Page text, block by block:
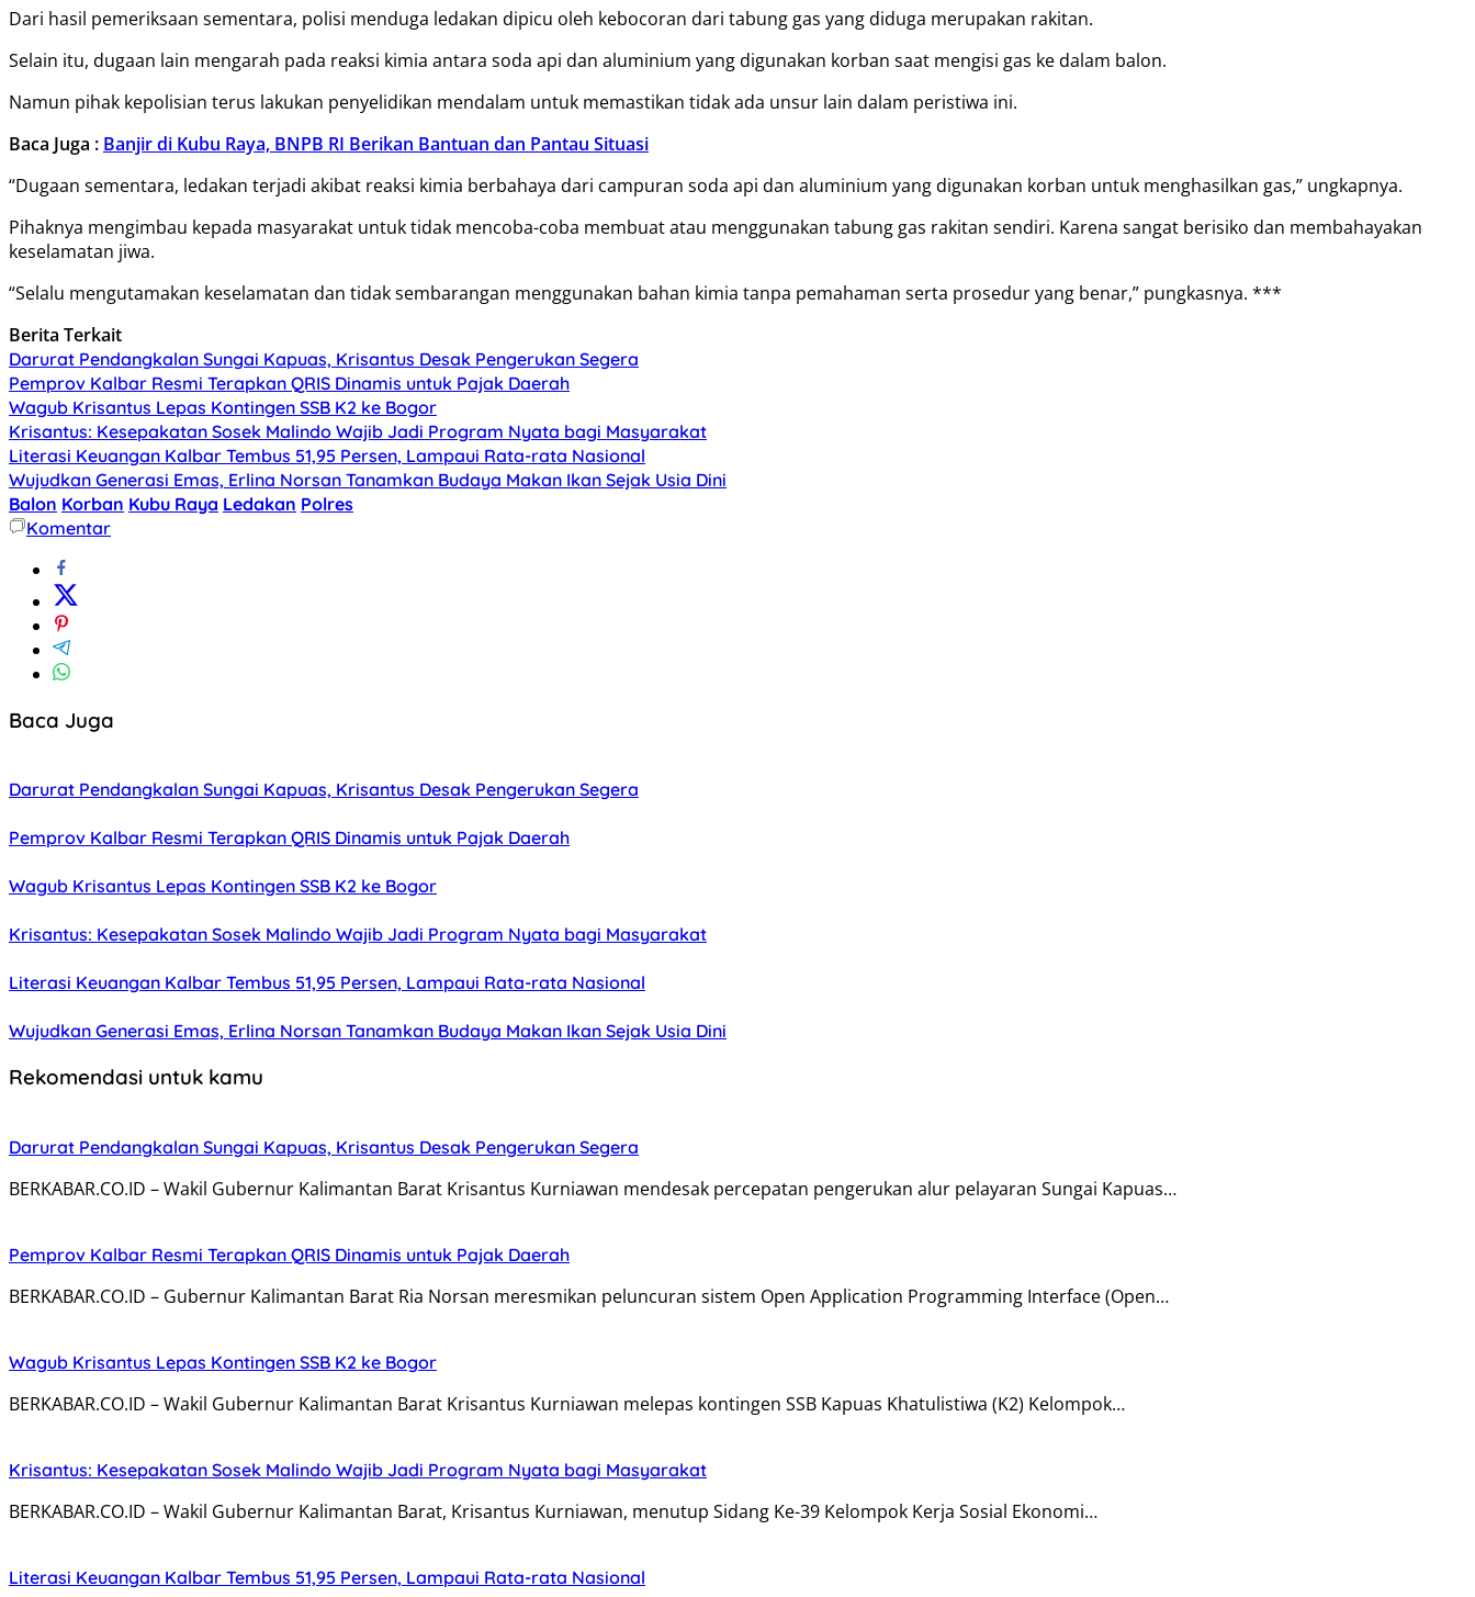
Dari hasil pemeriksaan sementara, polisi menduga ledakan dipicu oleh kebocoran dari tabung gas yang diduga merupakan rakitan.
Selain itu, dugaan lain mengarah pada reaksi kimia antara soda api dan aluminium yang digunakan korban saat mengisi gas ke dalam balon.
Namun pihak kepolisian terus lakukan penyelidikan mendalam untuk memastikan tidak ada unsur lain dalam peristiwa ini.
Baca Juga : Banjir di Kubu Raya, BNPB RI Berikan Bantuan dan Pantau Situasi
“Dugaan sementara, ledakan terjadi akibat reaksi kimia berbahaya dari campuran soda api dan aluminium yang digunakan korban untuk menghasilkan gas,” ungkapnya.
Pihaknya mengimbau kepada masyarakat untuk tidak mencoba-coba membuat atau menggunakan tabung gas rakitan sendiri. Karena sangat berisiko dan membahayakan
keselamatan jiwa.
“Selalu mengutamakan keselamatan dan tidak sembarangan menggunakan bahan kimia tanpa pemahaman serta prosedur yang benar,” pungkasnya. ***
Berita Terkait
Darurat Pendangkalan Sungai Kapuas, Krisantus Desak Pengerukan Segera
Pemprov Kalbar Resmi Terapkan QRIS Dinamis untuk Pajak Daerah
Wagub Krisantus Lepas Kontingen SSB K2 ke Bogor
Krisantus: Kesepakatan Sosek Malindo Wajib Jadi Program Nyata bagi Masyarakat
Literasi Keuangan Kalbar Tembus 51,95 Persen, Lampaui Rata-rata Nasional
Wujudkan Generasi Emas, Erlina Norsan Tanamkan Budaya Makan Ikan Sejak Usia Dini
Balon Korban Kubu Raya Ledakan Polres
Komentar
Baca Juga
Darurat Pendangkalan Sungai Kapuas, Krisantus Desak Pengerukan Segera
Pemprov Kalbar Resmi Terapkan QRIS Dinamis untuk Pajak Daerah
Wagub Krisantus Lepas Kontingen SSB K2 ke Bogor
Krisantus: Kesepakatan Sosek Malindo Wajib Jadi Program Nyata bagi Masyarakat
Literasi Keuangan Kalbar Tembus 51,95 Persen, Lampaui Rata-rata Nasional
Wujudkan Generasi Emas, Erlina Norsan Tanamkan Budaya Makan Ikan Sejak Usia Dini
Rekomendasi untuk kamu
Darurat Pendangkalan Sungai Kapuas, Krisantus Desak Pengerukan Segera
BERKABAR.CO.ID – Wakil Gubernur Kalimantan Barat Krisantus Kurniawan mendesak percepatan pengerukan alur pelayaran Sungai Kapuas…
Pemprov Kalbar Resmi Terapkan QRIS Dinamis untuk Pajak Daerah
BERKABAR.CO.ID – Gubernur Kalimantan Barat Ria Norsan meresmikan peluncuran sistem Open Application Programming Interface (Open…
Wagub Krisantus Lepas Kontingen SSB K2 ke Bogor
BERKABAR.CO.ID – Wakil Gubernur Kalimantan Barat Krisantus Kurniawan melepas kontingen SSB Kapuas Khatulistiwa (K2) Kelompok…
Krisantus: Kesepakatan Sosek Malindo Wajib Jadi Program Nyata bagi Masyarakat
BERKABAR.CO.ID – Wakil Gubernur Kalimantan Barat, Krisantus Kurniawan, menutup Sidang Ke-39 Kelompok Kerja Sosial Ekonomi…
Literasi Keuangan Kalbar Tembus 51,95 Persen, Lampaui Rata-rata Nasional